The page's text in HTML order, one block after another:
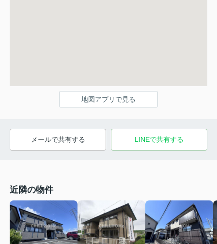
地図アプリで見る
メールで共有する LINEで共有する
近隣の物件